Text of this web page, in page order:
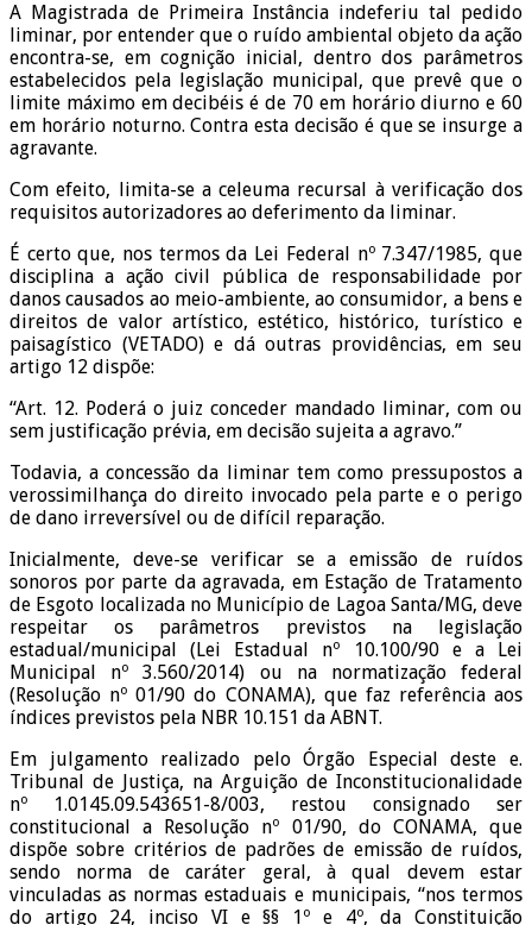
A Magistrada de Primeira Instância indeferiu tal pedido
liminar, por entender que o ruído ambiental objeto da ação
encontra-se, em cognição inicial, dentro dos parâmetros
estabelecidos pela legislação municipal, que prevê que o
limite máximo em decibéis é de 70 em horário diurno e 60
em horário noturno. Contra esta decisão é que se insurge a
agravante.
Com efeito, limita-se a celeuma recursal à verificação dos
requisitos autorizadores ao deferimento da liminar.
É certo que, nos termos da Lei Federal nº 7.347/1985, que
disciplina a ação civil pública de responsabilidade por
danos causados ao meio-ambiente, ao consumidor, a bens e
direitos de valor artístico, estético, histórico, turístico e
paisagístico (VETADO) e dá outras providências, em seu
artigo 12 dispõe:
“Art. 12. Poderá o juiz conceder mandado liminar, com ou
sem justificação prévia, em decisão sujeita a agravo.”
Todavia, a concessão da liminar tem como pressupostos a
verossimilhança do direito invocado pela parte e o perigo
de dano irreversível ou de difícil reparação.
Inicialmente, deve-se verificar se a emissão de ruídos
sonoros por parte da agravada, em Estação de Tratamento
de Esgoto localizada no Município de Lagoa Santa/MG, deve
respeitar os parâmetros previstos na legislação
estadual/municipal (Lei Estadual nº 10.100/90 e a Lei
Municipal nº 3.560/2014) ou na normatização federal
(Resolução nº 01/90 do CONAMA), que faz referência aos
índices previstos pela NBR 10.151 da ABNT.
Em julgamento realizado pelo Órgão Especial deste e.
Tribunal de Justiça, na Arguição de Inconstitucionalidade
nº 1.0145.09.543651-8/003, restou consignado ser
constitucional a Resolução nº 01/90, do CONAMA, que
dispõe sobre critérios de padrões de emissão de ruídos,
sendo norma de caráter geral, à qual devem estar
vinculadas as normas estaduais e municipais, “nos termos
do artigo 24, inciso VI e §§ 1º e 4º, da Constituição